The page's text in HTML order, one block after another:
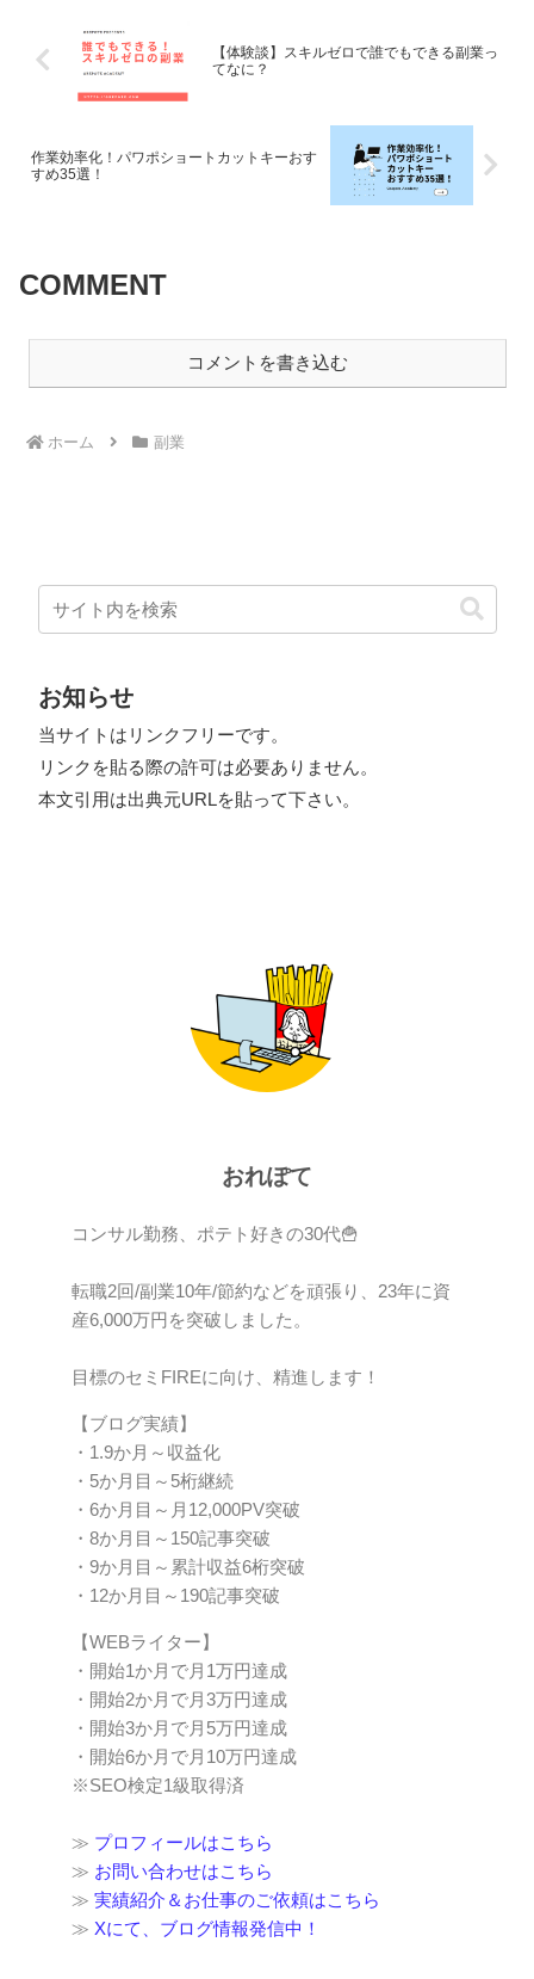
【体験談】スキルゼロで誰でもできる副業っ
てなに？
作業効率化！パワポショートカットキーおす
すめ35選！
COMMENT
コメントを書き込む
ホーム 副業
お知らせ
当サイトはリンクフリーです。
リンクを貼る際の許可は必要ありません。
本文引用は出典元URLを貼って下さい。
おれぽて
コンサル勤務、ポテト好きの30代🍟
転職2回/副業10年/節約などを頑張り、23年に資
産6,000万円を突破しました。
目標のセミFIREに向け、精進します！
【ブログ実績】
・1.9か月～収益化
・5か月目～5桁継続
・6か月目～月12,000PV突破
・8か月目～150記事突破
・9か月目～累計収益6桁突破
・12か月目～190記事突破
【WEBライター】
・開始1か月で月1万円達成
・開始2か月で月3万円達成
・開始3か月で月5万円達成
・開始6か月で月10万円達成
※SEO検定1級取得済
≫ プロフィールはこちら
≫ お問い合わせはこちら
≫ 実績紹介＆お仕事のご依頼はこちら
≫ Xにて、ブログ情報発信中！